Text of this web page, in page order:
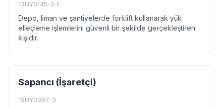
13UY0145-3-F
Depo, liman ve şantiyelerde forklift kullanarak yük
elleçleme işlemlerini güvenli bir şekilde gerçekleştiren
kişidir.
Sapancı (İşaretçi)
19UY0387-3